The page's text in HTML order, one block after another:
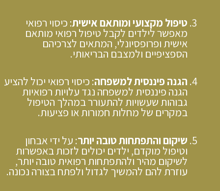
טיפול מקצועי ומותאם אישית: כיסוי רפואי
מאפשר לילדים לקבל טיפול רפואי מותאם
אישית ופרופסיונלי, המתאים לצרכיהם
הספציפיים ולמצבם הבריאותי.
הגנה פיננסית למשפחה: כיסוי רפואי יכול להציע
הגנה פיננסית למשפחה נגד עלויות רפואיות
גבוהות שעשויות להתעורר במהלך הטיפול
במקרים של מחלות חמורות או פציעות.
שיקום והתפתחות טובה יותר: על ידי אבחון
וטיפול מוקדם, ילדים יכולים לזכות באפשרות
לשיקום מהיר ולהתפתחות רפואית טובה יותר,
עוזרת להם להמשיך לגדול ולפתח בצורה נכונה.